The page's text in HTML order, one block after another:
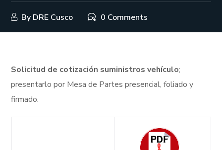
By DRE Cusco 0 Comments
Solicitud de cotización suministros vehículo;
presentarlo por Mesa de Partes presencial, foliado y
firmado.